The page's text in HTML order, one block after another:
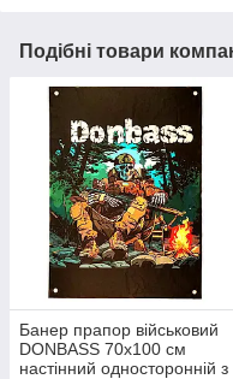
Подібні товари
Банер прапор військовий
DONBASS 70х100 см
настінний односторонній з